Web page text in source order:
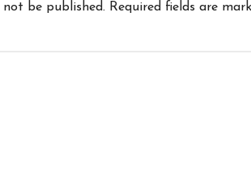
be published. Required fields are